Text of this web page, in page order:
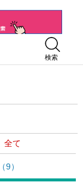
検索
全て
（9）